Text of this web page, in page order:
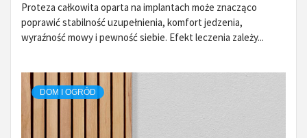
Proteza całkowita oparta na implantach może znacząco
poprawić stabilność uzupełnienia, komfort jedzenia,
wyraźność mowy i pewność siebie. Efekt leczenia zależy...
DOM I OGRÓD